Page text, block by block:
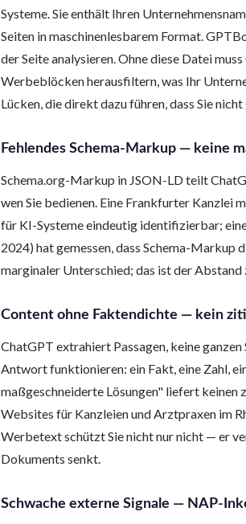
Systeme. Sie enthält Ihren
Seiten in maschinenlesbarem Format.
der Seite analysieren. Ohne diese Datei
Werbeblöcken herausfiltern, was Ihr
Lücken, die direkt dazu führen, dass Sie nicht
Fehlendes Schema-Markup — keine
Schema.org-Markup in JSON-LD teilt
wen Sie bedienen. Eine Frankfurter Kanzlei
für KI-Systeme eindeutig identifizierbar;
2024) hat gemessen, dass Schema-
marginaler Unterschied; das ist der
Content ohne Faktendichte — kein
ChatGPT extrahiert Passagen, keine
Antwort funktionieren: ein Fakt, eine Zahl,
maßgeschneiderte Lösungen" liefert
Websites für Kanzleien und Arztpraxen im
Werbetext schützt Sie nicht nur nicht — er
Dokuments senkt.
Schwache externe Signale — NAP-